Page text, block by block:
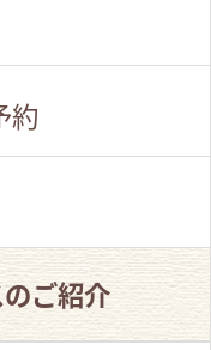
約
ご紹介